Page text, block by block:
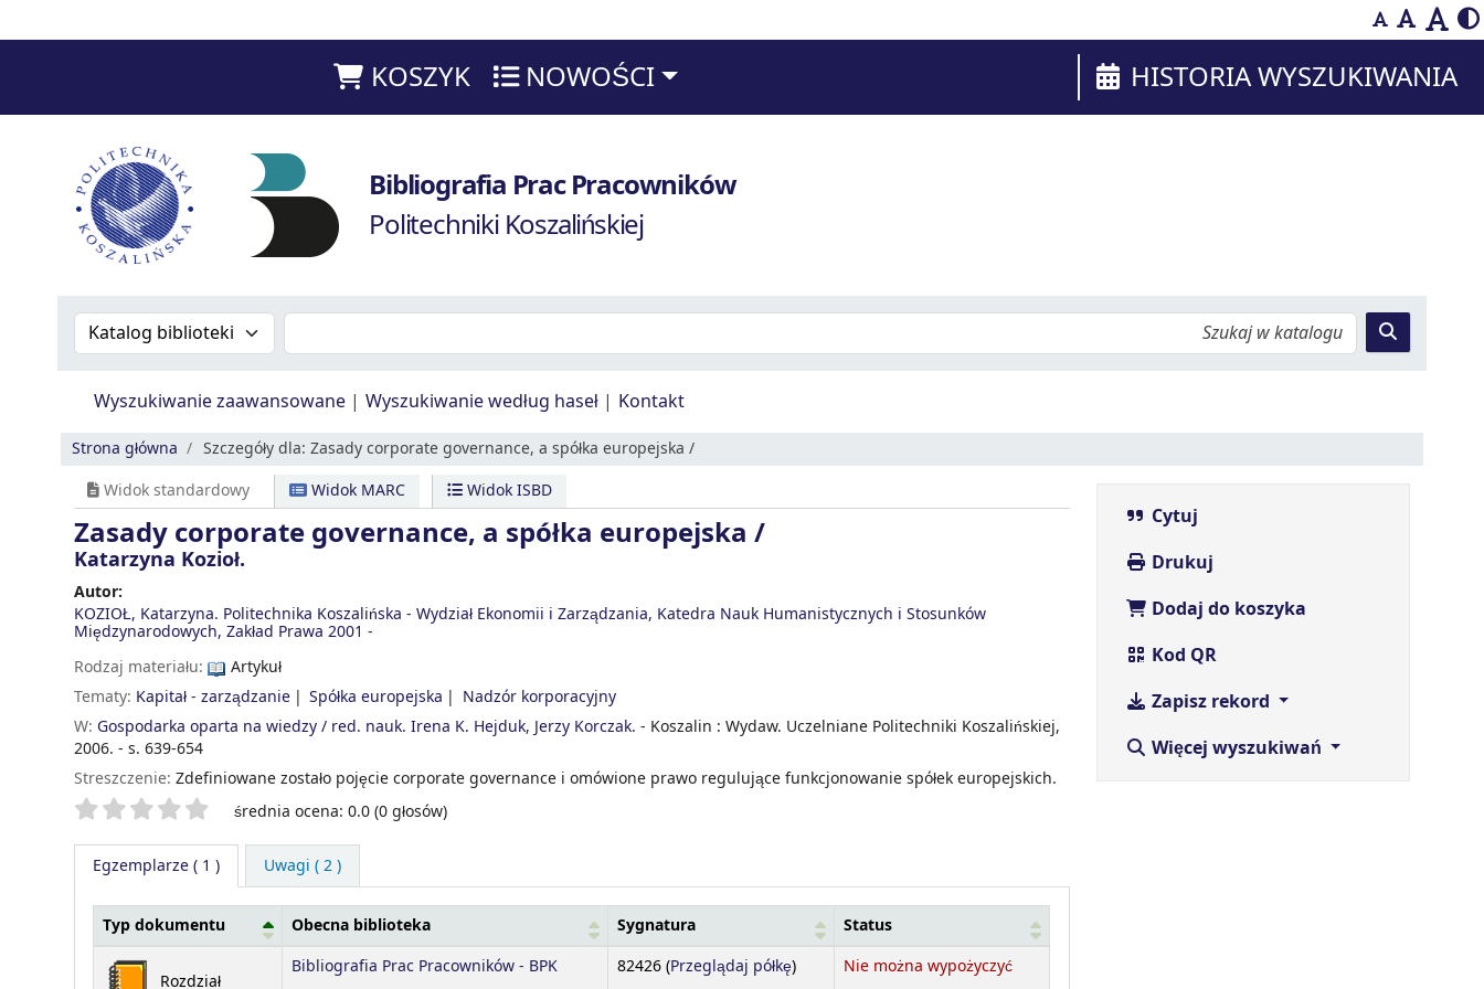
Bibliografia Prac Pracowników - Biblioteka Politechniki Koszalińskiej
KOSZYK NOWOŚCI HISTORIA WYSZUKIWANIA
Bibliografia Prac Pracowników
Politechniki Koszalińskiej
Szukaj w katalogu po:Szukaj w katalogu
Wyszukiwanie zaawansowane Wyszukiwanie według haseł Kontakt
Strona główna Szczegóły dla: Zasady corporate governance, a spółka europejska /
Widok standardowy
Widok MARC Widok ISBD
Zasady corporate governance, a spółka europejska /
Katarzyna Kozioł.
Autor:
KOZIOŁ, Katarzyna. Politechnika Koszalińska - Wydział Ekonomii i Zarządzania, Katedra Nauk Humanistycznych i Stosunków
Międzynarodowych, Zakład Prawa 2001 -
Rodzaj materiału:
Artykuł
Tematy: Kapitał - zarządzanie Spółka europejska
Nadzór korporacyjny
W: Gospodarka oparta na wiedzy / red. nauk. Irena K. Hejduk, Jerzy Korczak. - Koszalin : Wydaw. Uczelniane Politechniki Koszalińskiej,
2006. - s. 639-654
Streszczenie: Zdefiniowane zostało pojęcie corporate governance i omówione prawo regulujące funkcjonowanie spółek europejskich.
Twoje oceny średnia ocena: 0.0 (0 głosów)
Egzemplarze( 1 ) Uwagi ( 2 )
Egzemplarze
Typ dokumentu Obecna biblioteka Sygnatura Status
Rozdział
Bibliografia Prac Pracowników - BPK 82426 (Przeglądaj półkę(Otwórz poniżej)
) Nie można wypożyczyć
Cytuj
Drukuj
Dodaj do koszyka
Kod QR
Zapisz rekord
Więcej wyszukiwań